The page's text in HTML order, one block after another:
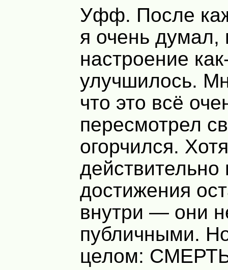
Уфф. После
я очень думал,
настроение
улучшилось.
что это всё
пересмотрел
огорчился.
достижения
внутри — они
публичными.
целом: